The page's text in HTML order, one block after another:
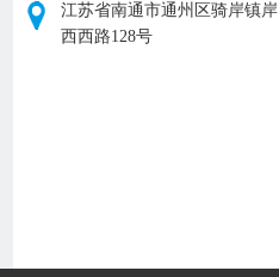
江苏省南通市通州区骑岸镇岸
西西路128号